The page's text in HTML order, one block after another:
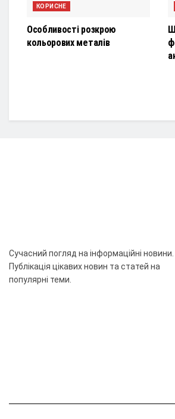
КОРИСНЕ
Особливості розкрою
кольорових металів
Сучасний погляд на інформаційні новини.
Публікація цікавих новин та статей на
популярні теми.